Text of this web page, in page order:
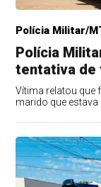
Polícia Militar/
Polícia
tentativa de
Vítima relatou que
marido que